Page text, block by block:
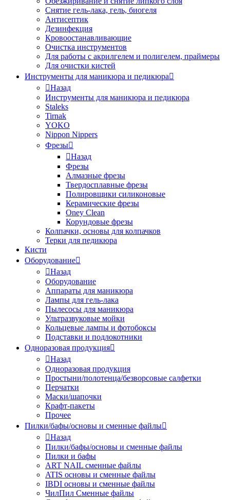
Снятие гель-лака, гель, биогеля
Антисептик
Дезинфекция
Кровоостанавливающие
Очистка инструментов
Для работы с акрилгелем и полигелем, праймеры
Для очистки кистей
Инструменты для маникюра и педикюра
Назад
Инструменты для маникюра и педикюра
Staleks
Tirnak
YOKO
Nippon Nippers
Фрезы
Назад
Фрезы
Алмазные фрезы
Твердосплавные фрезы
Полировщики силиконовые
Керамические фрезы
Oney Clean
Корундовые фрезы
Колпачки, основы для колпачков
Терки для педикюра
Кисти
Оборудование
Назад
Оборудование
Аппараты для маникюра
Лампы для гель-лака
Пылесосы для маникюра
Ультразвуковые мойки
Кольцевые лампы и фотобоксы
Подставки и подлокотники
Одноразовая продукция
Назад
Одноразовая продукция
Простыни/полотенца/безворсовые салфетки
Перчатки
Маски/шапочки
Крафт-пакеты
Прочее
Пилки/бафы/основы и сменные файлы
Назад
Пилки/бафы/основы и сменные файлы
Пилки и бафы
ART NAIL сменные файлы
ATIS основы и сменные файлы
IBDI основы и сменные файлы
ЧилПил Сменные файлы